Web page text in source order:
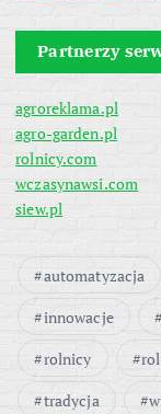
Partnerzy
agroreklama.pl
agro-garden.pl
rolnicy.com
wczasynawsi.com
siew.pl
automatyzacja
innowacje
rolnicy
tradycja